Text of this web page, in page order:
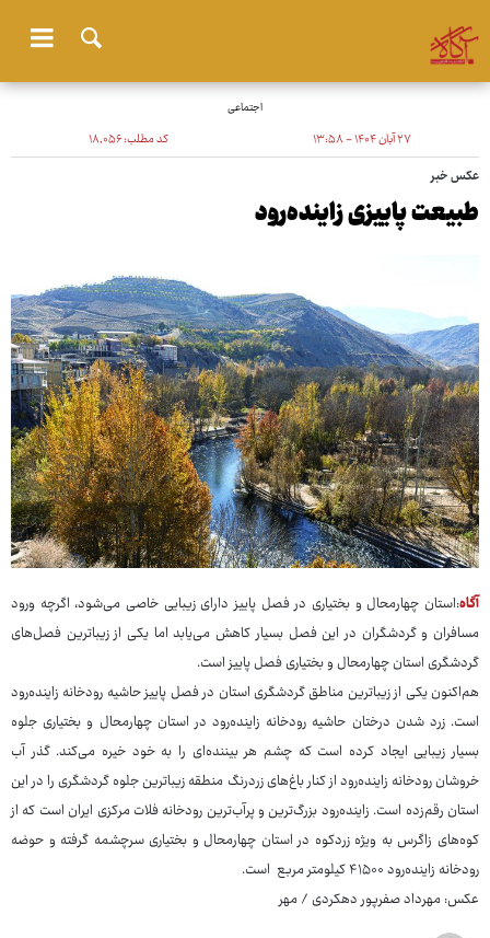
اجتماعی
۲۷ آبان ۱۴۰۴ - ۱۳:۵۸ کد مطلب:۱۸٬۰۵۶
عکس خبر
طبیعت پاییزی زاینده‌رود
آگاه:استان چهارمحال و بختیاری در فصل پاییز دارای زیبایی خاصی می‌شود، اگرچه ورود
مسافران و گردشگران در این فصل بسیار کاهش می‌یابد اما یکی از زیباترین فصل‌های
گردشگری استان چهارمحال و بختیاری فصل پاییز است.
هم‌اکنون یکی از زیباترین مناطق گردشگری استان در فصل پاییز حاشیه رودخانه زاینده‌رود
است. زرد شدن درختان حاشیه رودخانه زاینده‌رود در استان چهارمحال و بختیاری جلوه
بسیار زیبایی ایجاد کرده است که چشم هر بیننده‌ای را به خود خیره می‌کند. گذر آب
خروشان رودخانه زاینده‌رود از کنار باغ‌های زردرنگ منطقه زیباترین جلوه گردشگری را در این
استان رقم‌زده است. زاینده‌رود بزرگ‌ترین و پرآب‌ترین رودخانه فلات مرکزی ایران است که از
کوه‌های زاگرس به ویژه زردکوه در استان چهارمحال و بختیاری سرچشمه گرفته و حوضه
رودخانه زاینده‌رود ۴۱۵۰۰ کیلومتر مربع است.
عکس: مهرداد صفرپور دهکردی / مهر